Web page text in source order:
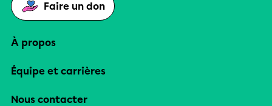
Faire un don
À propos
Équipe et carrières
Nous contacter